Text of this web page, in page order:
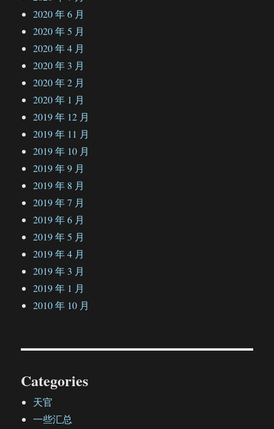
2020 年 6 月
2020 年 5 月
2020 年 4 月
2020 年 3 月
2020 年 2 月
2020 年 1 月
2019 年 12 月
2019 年 11 月
2019 年 10 月
2019 年 9 月
2019 年 8 月
2019 年 7 月
2019 年 6 月
2019 年 5 月
2019 年 4 月
2019 年 3 月
2019 年 1 月
2010 年 10 月
Categories
天官
一些汇总